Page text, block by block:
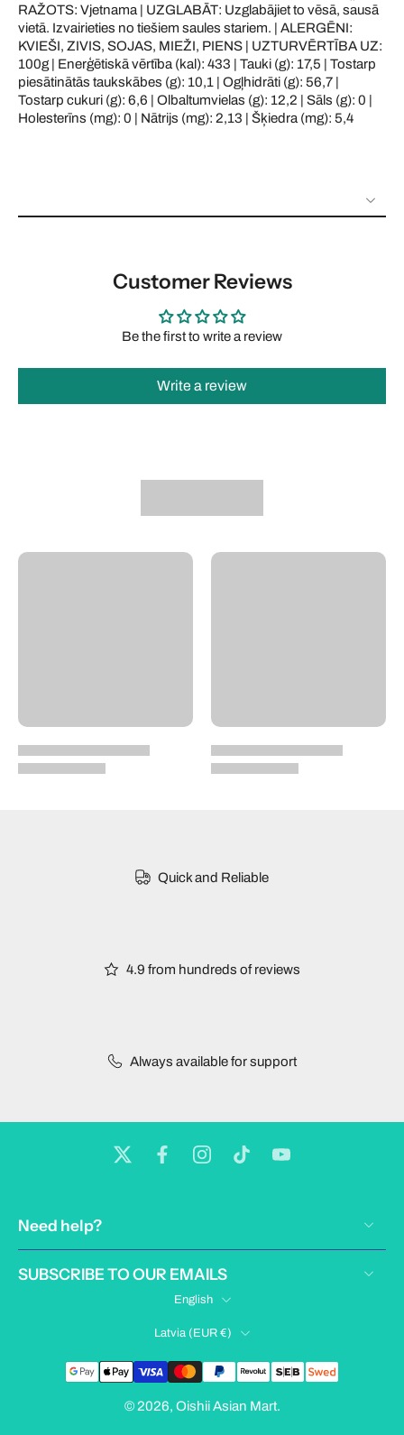
RAŽOTS: Vjetnama | UZGLABĀT: Uzglabājiet to vēsā, sausā
vietā. Izvairieties no tiešiem saules stariem. | ALERGĒNI:
KVIEŠI, ZIVIS, SOJAS, MIEŽI, PIENS | UZTURVĒRTĪBA UZ:
100g | Enerģētiskā vērtība (kal): 433 | Tauki (g): 17,5 | Tostarp
piesātinātās taukskābes (g): 10,1 | Ogļhidrāti (g): 56,7 |
Tostarp cukuri (g): 6,6 | Olbaltumvielas (g): 12,2 | Sāls (g): 0 |
Holesterīns (mg): 0 | Nātrijs (mg): 2,13 | Šķiedra (mg): 5,4
Customer Reviews
Be the first to write a review
Write a review
Quick and Reliable
4.9 from hundreds of reviews
Always available for support
Need help?
SUBSCRIBE TO OUR EMAILS
English
Latvia ‎(EUR €)‎
© 2026, Oishii Asian Mart.